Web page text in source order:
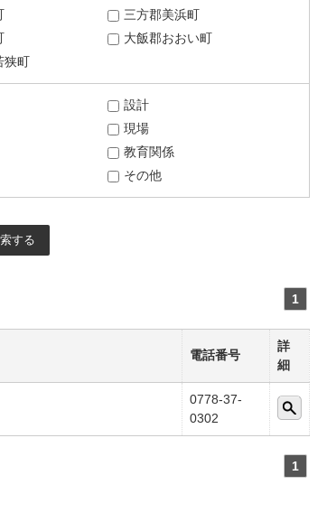
三方郡美浜町
大飯郡おおい町
狭町
設計
現場
教育関係
その他
1
電話番号
詳
細
0778-37-
0302
1